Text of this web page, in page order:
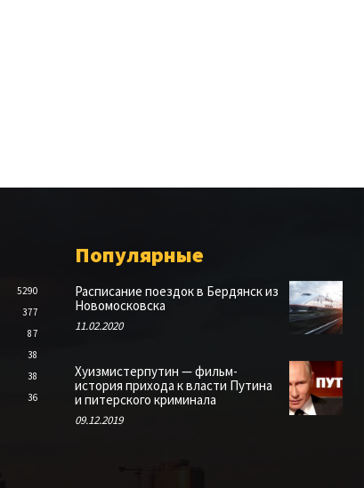
5290
377
87
38
38
36
Популярные
Расписание поездок в Бердянск из
Новомосковска
11.02.2020
Хуизмистерпутин — фильм-
история прихода к власти Путина
и питерского криминала
09.12.2019